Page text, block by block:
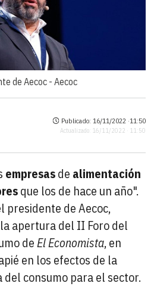
de Aecoc -Aecoc
Publicado: 16/11/2022 ·11:50
Actualizado: 16/11/2022 · 11:50
empresasde alimentación
que los de hace un año".
presidente de Aecoc,
apertura del II Foro del
deEl Economista, en
en los efectos de la
consumo para el sector.